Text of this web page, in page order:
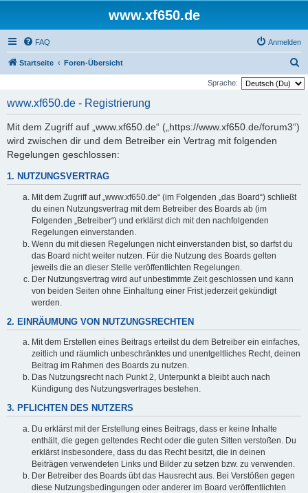
www.xf650.de
FAQ Anmelden
Startseite Foren-Übersicht
u
Sprache:
www.xf650.de - Registrierung
Mit dem Zugriff auf „www.xf650.de“ („https://www.xf650.de/forum3“)
wird zwischen dir und dem Betreiber ein Vertrag mit folgenden
Regelungen geschlossen:
1. NUTZUNGSVERTRAG
Mit dem Zugriff auf „www.xf650.de“ (im Folgenden „das Board“) schließt
du einen Nutzungsvertrag mit dem Betreiber des Boards ab (im
Folgenden „Betreiber“) und erklärst dich mit den nachfolgenden
Regelungen einverstanden.
Wenn du mit diesen Regelungen nicht einverstanden bist, so darfst du
das Board nicht weiter nutzen. Für die Nutzung des Boards gelten
jeweils die an dieser Stelle veröffentlichten Regelungen.
Der Nutzungsvertrag wird auf unbestimmte Zeit geschlossen und kann
von beiden Seiten ohne Einhaltung einer Frist jederzeit gekündigt
werden.
2. EINRÄUMUNG VON NUTZUNGSRECHTEN
Mit dem Erstellen eines Beitrags erteilst du dem Betreiber ein einfaches,
zeitlich und räumlich unbeschränktes und unentgeltliches Recht, deinen
Beitrag im Rahmen des Boards zu nutzen.
Das Nutzungsrecht nach Punkt 2, Unterpunkt a bleibt auch nach
Kündigung des Nutzungsvertrages bestehen.
3. PFLICHTEN DES NUTZERS
Du erklärst mit der Erstellung eines Beitrags, dass er keine Inhalte
enthält, die gegen geltendes Recht oder die guten Sitten verstoßen. Du
erklärst insbesondere, dass du das Recht besitzt, die in deinen
Beiträgen verwendeten Links und Bilder zu setzen bzw. zu verwenden.
Der Betreiber des Boards übt das Hausrecht aus. Bei Verstößen gegen
diese Nutzungsbedingungen oder anderer im Board veröffentlichten